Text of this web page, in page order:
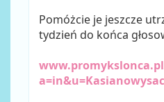
Pomóżcie je jeszcze
tydzień do końca